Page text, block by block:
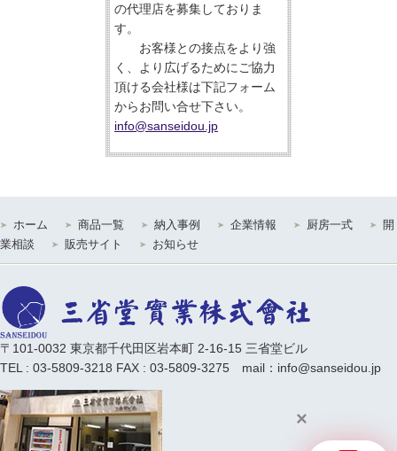
の代理店を募集しておりま
す。
お客様との接点をより強
く、より広げるためにご協力
頂ける会社様は下記フォーム
からお問い合せ下さい。
info@sanseidou.jp
ホーム 商品一覧 納入事例 企業情報 厨房一式
開
業相談
販売サイト お知らせ
〒101-0032 東京都千代田区岩本町 2-16-15 三省堂ビル
TEL : 03-5809-3218 FAX : 03-5809-3275 mail：info@sanseidou.jp
×